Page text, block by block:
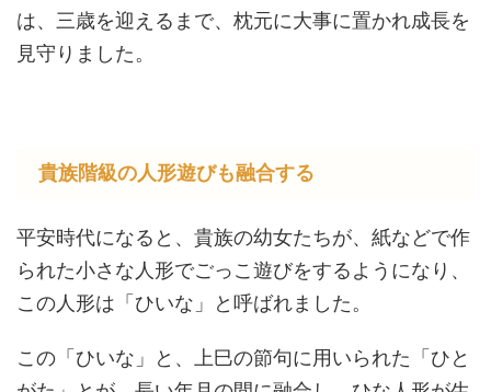
は、三歳を迎えるまで、枕元に大事に置かれ成長を
見守りました。
貴族階級の人形遊びも融合する
平安時代になると、貴族の幼女たちが、紙などで作
られた小さな人形でごっこ遊びをするようになり、
この人形は「ひいな」と呼ばれました。
この「ひいな」と、上巳の節句に用いられた「ひと